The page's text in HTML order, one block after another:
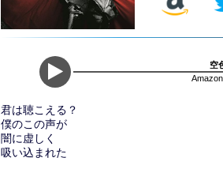
空
君は聴こえる？
僕のこの声が
闇に虚しく
吸い込まれた